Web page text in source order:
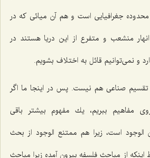
جغرافیایى است و هم آن میائى كه در
منشعب و متفرع از این دریا هستند در
و نمى‌توانیم قائل به اختلاف بشویم.
صناعى هم نیست. پس در اینجا ما اگر
مفاهیم ببریم، یك مفهوم بیشتر باقى
است، زیرا هم ممتنع الوجود از بحث
از مباحث فلسفه بیرون آمده زیرا مباحث